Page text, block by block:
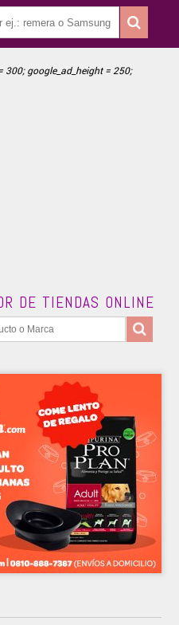
300; google_ad_height = 250;
DE TIENDAS ONLINE